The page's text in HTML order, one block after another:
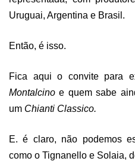
Uruguai, Argentina e Brasil.
Então, é isso.
Fica aqui o convite para
Montalcino e quem sabe
um Chianti Classico.
E. é claro, não podemos
como o Tignanello e Solaia,